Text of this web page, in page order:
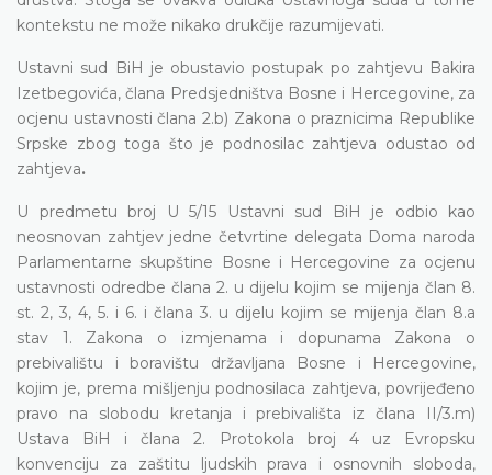
kontekstu ne može nikako drukčije razumijevati.
Ustavni sud BiH je obustavio postupak po zahtjevu Bakira
Izetbegovića, člana Predsjedništva Bosne i Hercegovine, za
ocjenu ustavnosti člana 2.b) Zakona o praznicima Republike
Srpske zbog toga što je podnosilac zahtjeva odustao od
zahtjeva.
U predmetu broj U 5/15 Ustavni sud BiH je odbio kao
neosnovan zahtjev jedne četvrtine delegata Doma naroda
Parlamentarne skupštine Bosne i Hercegovine za ocjenu
ustavnosti odredbe člana 2. u dijelu kojim se mijenja član 8.
st. 2, 3, 4, 5. i 6. i člana 3. u dijelu kojim se mijenja član 8.a
stav 1. Zakona o izmjenama i dopunama Zakona o
prebivalištu i boravištu državljana Bosne i Hercegovine,
kojim je, prema mišljenju podnosilaca zahtjeva, povrijeđeno
pravo na slobodu kretanja i prebivališta iz člana II/3.m)
Ustava BiH i člana 2. Protokola broj 4 uz Evropsku
konvenciju za zaštitu ljudskih prava i osnovnih sloboda,